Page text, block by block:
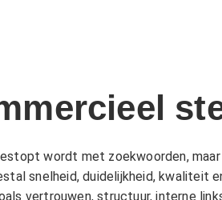
wordt met zoekwoorden,
snelheid, duidelijkheid, kwaliteit
vertrouwen, structuur, interne